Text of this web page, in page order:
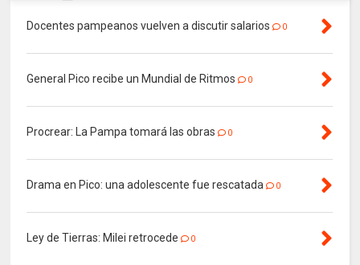
Docentes pampeanos vuelven a discutir salarios 0
General Pico recibe un Mundial de Ritmos 0
Procrear: La Pampa tomará las obras 0
Drama en Pico: una adolescente fue rescatada 0
Ley de Tierras: Milei retrocede 0